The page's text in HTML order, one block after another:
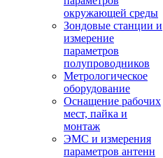
окружающей среды
Зондовые станции и
измерение
параметров
полупроводников
Метрологическое
оборудование
Оснащение рабочих
мест, пайка и
монтаж
ЭМС и измерения
параметров антенн